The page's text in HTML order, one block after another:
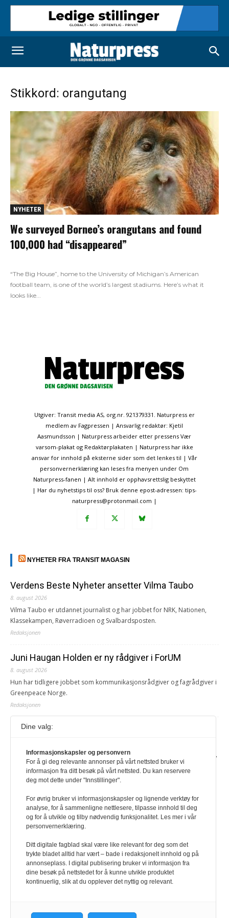
Stikkord: orangutang
NYHETER
We surveyed Borneo’s orangutans and found
100,000 had “disappeared”
“The Big House”, home to the University of Michigan’s American
football team, is one of the world’s largest stadiums. Here’s what it
looks like...
Utgiver: Transit media AS, org.nr. 921379331. Naturpress er
medlem av Fagpressen | Ansvarlig redaktør: Kjetil
Aasmundsson | Naturpress arbeider etter pressens Vær
varsom-plakat og Redaktørplakaten | Naturpress har ikke
ansvar for innhold på eksterne sider som det lenkes til | Vår
personvernerklæring kan leses fra menyen under Om
Naturpress-fanen | Alt innhold er opphavsrettslig beskyttet
| Har du nyhetstips til oss? Bruk denne epost-adressen: tips-
naturpress@protonmail.com |
NYHETER FRA TRANSIT MAGASIN
Verdens Beste Nyheter ansetter Vilma Taubo
8. august 2026
Vilma Taubo er utdannet journalist og har jobbet for NRK, Nationen,
Klassekampen, Røverradioen og Svalbardsposten.
Redaksjonen
Juni Haugan Holden er ny rådgiver i ForUM
8. august 2026
Hun har tidligere jobbet som kommunikasjonsrådgiver og fagrådgiver i
Greenpeace Norge.
Redaksjonen
Journalist fra Vietnam idømt 7 års fengsel
Kommunistpartiet i Vietnam har total kontroll over alle offisielle medier,
aviser, TV- og radiokanaler. For å lese denne må du ha abonnement
Logg inn her Ny abonnent? Velg Årsabonnement, Månedsabonnement
og bedrifter.
Redaksjonen
Dine valg:
Informasjonskapsler og personvern
For å gi deg relevante annonser på vårt nettsted bruker vi
informasjon fra ditt besøk på vårt nettsted. Du kan reservere
deg mot dette under "Innstillinger".
For øvrig bruker vi informasjonskapsler og lignende verktøy for
analyse, for å sammenligne nettlesere, tilpasse innhold til deg
og for å utvikle og tilby nødvendig funksjonalitet. Les mer i vår
personvernerklæring.
Ditt digitale fagblad skal være like relevant for deg som det
trykte bladet alltid har vært – bade i redaksjonelt innhold og på
annonseplass. I digital publisering bruker vi informasjon fra
dine besøk på nettstedet for å kunne utvikle produktet
kontinuerlig, slik at du opplever det nyttig og relevant.